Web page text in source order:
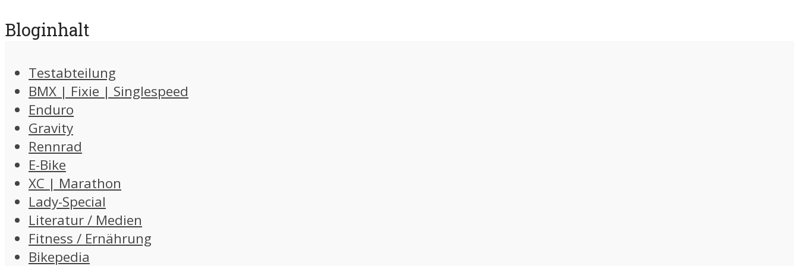
Bloginhalt
Testabteilung
BMX | Fixie | Singlespeed
Enduro
Gravity
Rennrad
E-Bike
XC | Marathon
Lady-Special
Literatur / Medien
Fitness / Ernährung
Bikepedia